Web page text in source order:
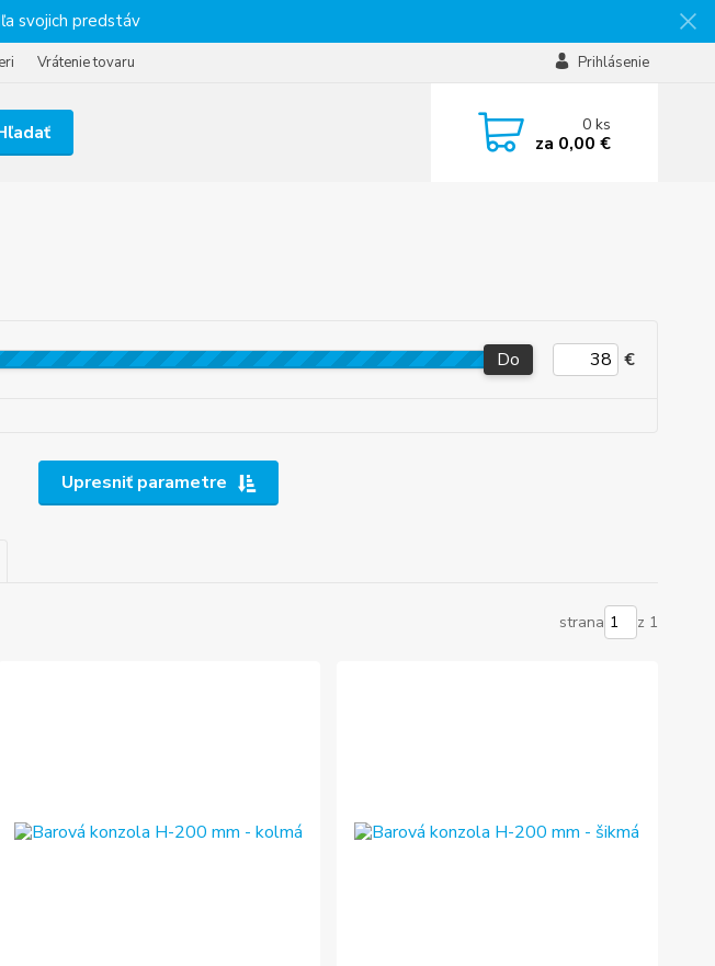
svojich predstáv
Vrátenie tovaru Prihlásenie
0ks
za 0,00 €
Upresniť parametre
Do €
strana z 1